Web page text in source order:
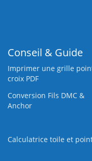
Conseil & Guide
Imprimer une grille
croix PDF
Conversion Fils DMC &
Anchor
Calculatrice toile et